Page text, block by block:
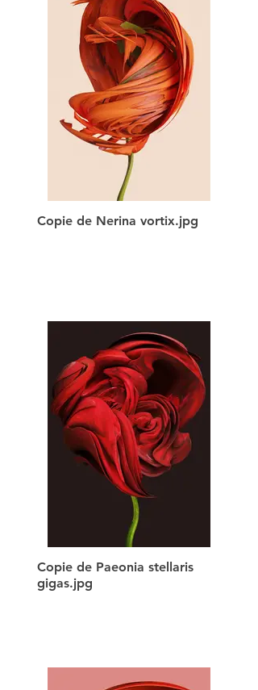
Copie de Nerina vortix.jpg
Copie de Paeonia stellaris
gigas.jpg